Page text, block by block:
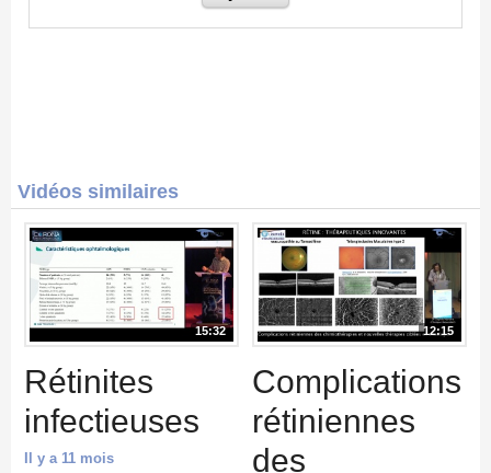
Vidéos similaires
15:32
Rétinites
infectieuses
Il y a 11 mois
12:15
Complications
rétiniennes
des